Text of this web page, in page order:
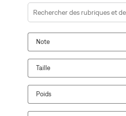
Zone de recherche de sujet
Note
Taille
Poids